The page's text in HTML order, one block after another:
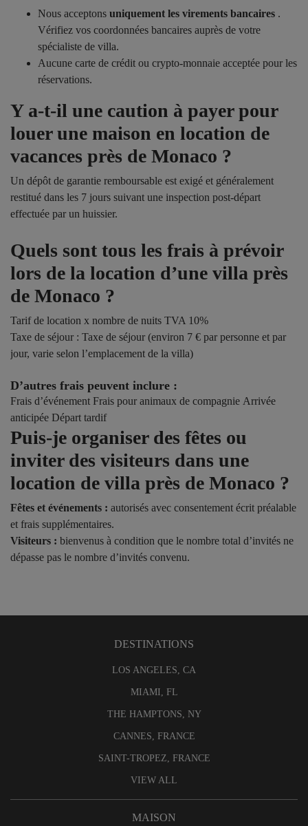
Nous acceptons uniquement les virements bancaires .
Vérifiez vos coordonnées bancaires auprès de votre
spécialiste de villa.
Aucune carte de crédit ou crypto-monnaie acceptée pour les
réservations.
Y a-t-il une caution à payer pour
louer une maison en location de
vacances près de Monaco ?
Un dépôt de garantie remboursable est exigé et généralement
restitué dans les 7 jours suivant une inspection post-départ
effectuée par un huissier.
Quels sont tous les frais à prévoir
lors de la location d’une villa près
de Monaco ?
Tarif de location x nombre de nuits TVA 10%
Taxe de séjour : Taxe de séjour (environ 7 € par personne et par
jour, varie selon l’emplacement de la villa)
D’autres frais peuvent inclure :
Frais d’événement Frais pour animaux de compagnie Arrivée
anticipée Départ tardif
Puis-je organiser des fêtes ou
inviter des visiteurs dans une
location de villa près de Monaco ?
Fêtes et événements : autorisés avec consentement écrit préalable
et frais supplémentaires.
Visiteurs : bienvenus à condition que le nombre total d’invités ne
dépasse pas le nombre d’invités convenu.
DESTINATIONS
LOS ANGELES, CA
MIAMI, FL
THE HAMPTONS, NY
CANNES, FRANCE
SAINT-TROPEZ, FRANCE
VIEW ALL
MAISON